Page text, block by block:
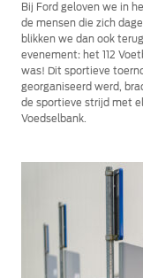
Bij Ford geloven we in
de mensen die zich
blikken we dan ook
evenement: het 112
was! Dit sportieve
georganiseerd werd,
de sportieve strijd met
Voedselbank.